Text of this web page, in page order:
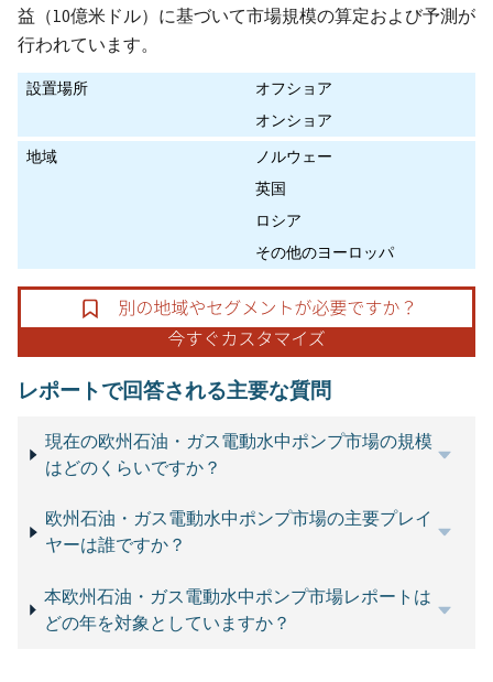
益（10億米ドル）に基づいて市場規模の算定および予測が
行われています。
設置場所
オフショア
オンショア
地域
ノルウェー
英国
ロシア
その他のヨーロッパ
レポートで回答される主要な質問
現在の欧州石油・ガス電動水中ポンプ市場の規模
はどのくらいですか？
欧州石油・ガス電動水中ポンプ市場の主要プレイ
ヤーは誰ですか？
本欧州石油・ガス電動水中ポンプ市場レポートは
どの年を対象としていますか？